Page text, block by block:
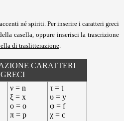
né spiriti. Per inserire i caratteri greci
casella, oppure inserisci la trascrizione
di traslitterazione
CARATTERI
GRECI
ν = n
ξ = x
ο = o
π = p
τ = t
υ = y
φ = f
χ = c